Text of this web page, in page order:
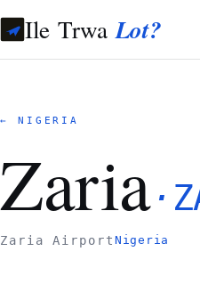
Ile TrwaLot?
← NIGERIA
Zaria·
Zaria Airport Nigeria